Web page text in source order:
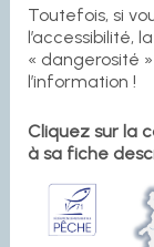
Toutefois, si
l’accessibilité,
« dangerosité
l’information !
Cliquez sur la
à sa fiche